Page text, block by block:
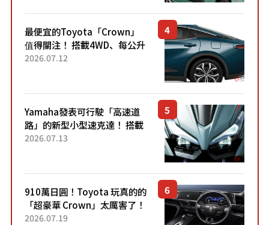
最便宜的Toyota「Crown」
值得關注！ 搭載4WD、每公升
22.4公里低油耗表現超亮眼！
2026.07.12
Yamaha發表可行駛「高速道
路」的新型小型速克達！ 搭載
能享受超強勁「渦輪感」的動
2026.07.13
910萬日圓！Toyota 玩真的的
「超豪華 Crown」太厲害了！
採用由「匠人技藝」打造的
2026.07.19